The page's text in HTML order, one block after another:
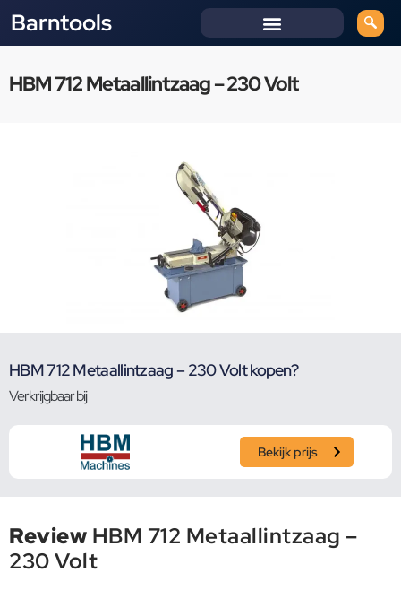
Barntools
HBM 712 Metaallintzaag – 230 Volt
HBM 712 Metaallintzaag – 230 Volt kopen?
Verkrijgbaar bij
Bekijk prijs
Review HBM 712 Metaallintzaag –
230 Volt